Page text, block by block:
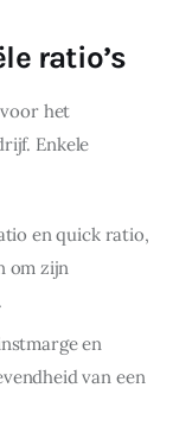
ratio’s
het
Enkele
en quick ratio,
om zijn
en
van een